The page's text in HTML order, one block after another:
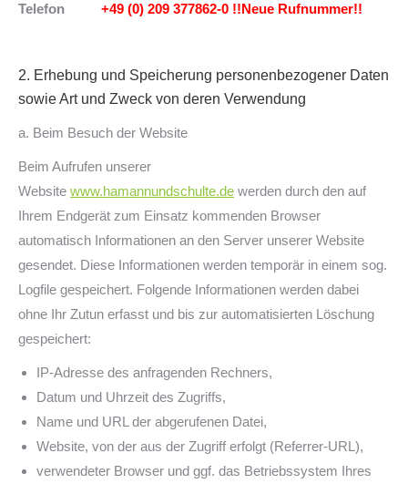
Telefon +49 (0) 209 377862-0 !!Neue Rufnummer!!
2. Erhebung und Speicherung personenbezogener Daten
sowie Art und Zweck von deren Verwendung
a. Beim Besuch der Website
Beim Aufrufen unserer
Website www.hamannundschulte.de werden durch den auf
Ihrem Endgerät zum Einsatz kommenden Browser
automatisch Informationen an den Server unserer Website
gesendet. Diese Informationen werden temporär in einem sog.
Logfile gespeichert. Folgende Informationen werden dabei
ohne Ihr Zutun erfasst und bis zur automatisierten Löschung
gespeichert:
IP-Adresse des anfragenden Rechners,
Datum und Uhrzeit des Zugriffs,
Name und URL der abgerufenen Datei,
Website, von der aus der Zugriff erfolgt (Referrer-URL),
verwendeter Browser und ggf. das Betriebssystem Ihres